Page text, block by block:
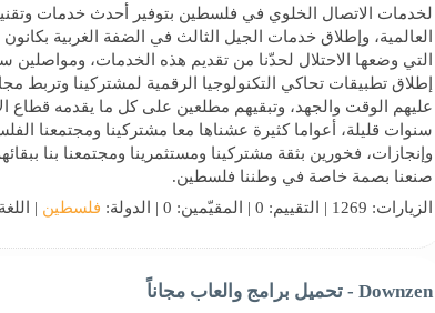
لخدمات الاتصال الخلوي في فلسطين بتوفير أحدث خدمات
التي وضعها الاحتلال لحدّنا من تقديم هذه الخدمات، ومواصلين
إطلاق تطبيقات تحاكي التكنولوجيا الرقمية لمشتركينا وتربط
عليهم الوقت والجهد، وتبقيهم مطلعين على كل ما يقدمه قطاع
سنوات قليلة، أعواما كثيرة عشناها معا مشتركينا ومجتمعنا
وإنجازات، فخورين بثقة مشتركينا ومستثمرينا ومجتمعنا بنا
صنعنا بصمة خاصة في وطننا فلسطين.
الزيارات: 1269 | التقييم: 0 | المقيّمين: 0 | الدولة:
فلسطين |
Downzen - تحميل برامج والعاب مجاناً